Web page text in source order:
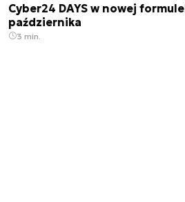
Cyber24 DAYS w nowej
października
3 min.